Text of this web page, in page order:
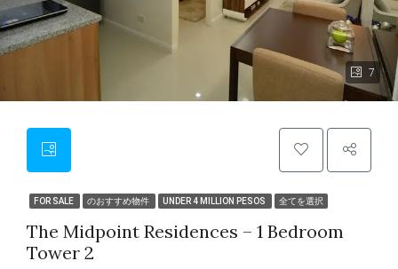
7
FOR SALE のおすすめ物件 UNDER 4 MILLION PESOS 全てを選択
The Midpoint Residences – 1 Bedroom
Tower 2